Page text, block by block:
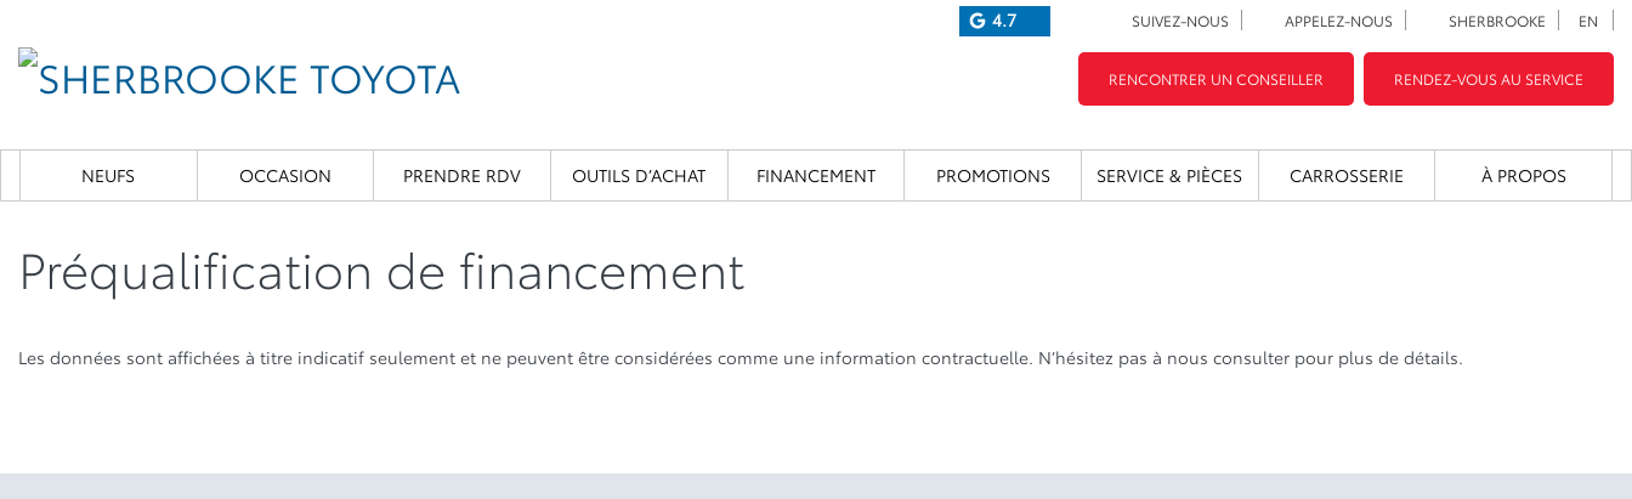
4.7 SUIVEZ-NOUS APPELEZ-NOUS SHERBROOKE EN
RENCONTRER UN CONSEILLER RENDEZ-VOUS AU SERVICE
NEUFS OCCASION PRENDRE RDV OUTILS D’ACHAT FINANCEMENT PROMOTIONS SERVICE & PIÈCES CARROSSERIE À PROPOS
Préqualification de financement
Les données sont affichées à titre indicatif seulement et ne peuvent être considérées comme une information contractuelle. N’hésitez pas à nous consulter pour plus de détails.